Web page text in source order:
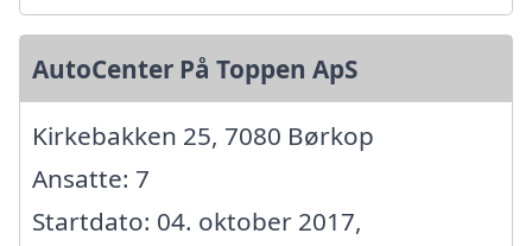
AutoCenter På Toppen ApS
Kirkebakken 25, 7080 Børkop
Ansatte: 7
Startdato: 04. oktober 2017,